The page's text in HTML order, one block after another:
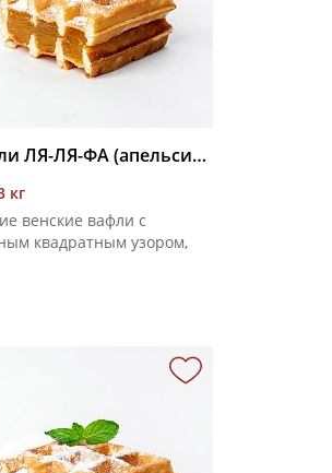
Вафли ЛЯ-ЛЯ-ФА (апельсин) 3 кг
кг
венские вафли с
квадратным узором,